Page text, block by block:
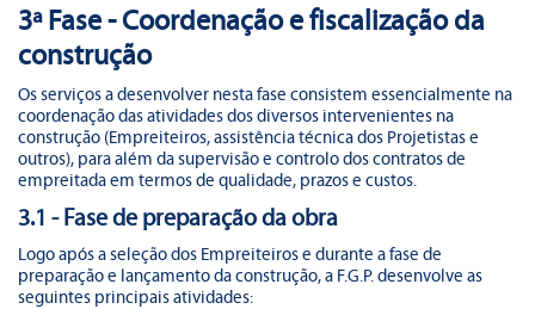
3ª Fase - Coordenação e fiscalização da
construção
Os serviços a desenvolver nesta fase consistem essencialmente na
coordenação das atividades dos diversos intervenientes na
construção (Empreiteiros, assistência técnica dos Projetistas e
outros), para além da supervisão e controlo dos contratos de
empreitada em termos de qualidade, prazos e custos.
3.1 - Fase de preparação da obra
Logo após a seleção dos Empreiteiros e durante a fase de
preparação e lançamento da construção, a F.G.P. desenvolve as
seguintes principais atividades: